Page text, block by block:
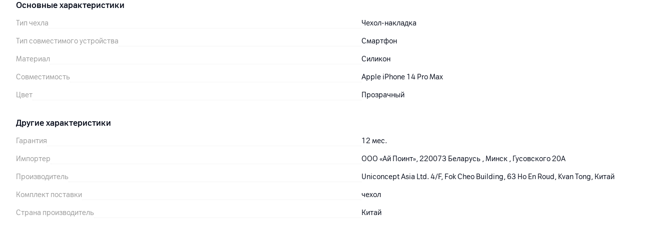
Основные характеристики
Тип чехла Чехол-накладка
Тип совместимого устройства Смартфон
Материал Силикон
Совместимость Apple iPhone 14 Pro Max
Цвет Прозрачный
Другие характеристики
Гарантия 12 мес.
Импортер ООО «Ай Поинт», 220073 Беларусь , Минск , Гусовского 20А
Производитель Uniconcept Asia Ltd. 4/F, Fok Cheo Building, 63 Ho En Roud, Kvan Tong, Китай
Комплект поставки чехол
Страна производитель Китай